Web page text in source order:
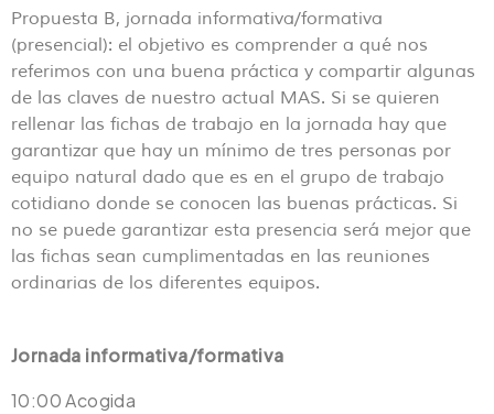
Propuesta B, jornada informativa/formativa
(presencial): el objetivo es comprender a qué nos
referimos con una buena práctica y compartir algunas
de las claves de nuestro actual MAS. Si se quieren
rellenar las fichas de trabajo en la jornada hay que
garantizar que hay un mínimo de tres personas por
equipo natural dado que es en el grupo de trabajo
cotidiano donde se conocen las buenas prácticas. Si
no se puede garantizar esta presencia será mejor que
las fichas sean cumplimentadas en las reuniones
ordinarias de los diferentes equipos.
Jornada informativa/formativa
10:00 Acogida